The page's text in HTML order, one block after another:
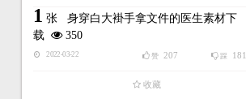
1 张 身穿白大褂手拿文件的医生素材下
载
350
2022-03-22 踩 181
赞 207
收藏